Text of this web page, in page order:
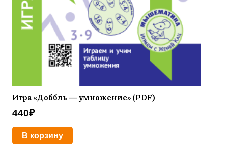
Игра «Доббль — умножение» (PDF)
440₽
В корзину